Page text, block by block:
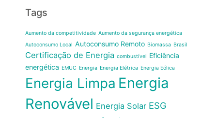
Tags
Aumento da competitividade Aumento da segurança energética
Autoconsumo Local Autoconsumo Remoto Biomassa Brasil
Certificação de Energia combustível Eficiência
energética EMUC Energia Energia Elétrica Energia Eólica
Energia Limpa Energia
Renovável Energia Solar ESG